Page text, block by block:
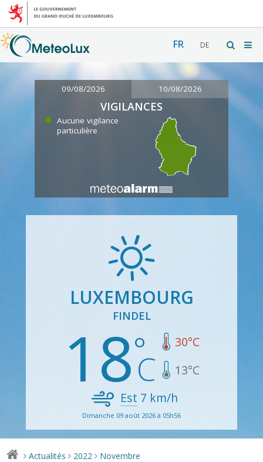
FR DE
09/08/2026 10/08/2026
VIGILANCES
Aucune vigilance
particulière
LUXEMBOURG
FINDEL
18 30°C
13°C
Est 7 km/h
Dimanche 09 août 2026 à 05h56
> Actualités > 2022 > Novembre